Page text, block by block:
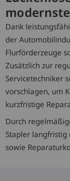
Dank
der
Flurförderzeuge
Zusätzlich zur
Servicetechniker
vorschlagen, um
kurzfristige
Durch
Stapler langfristig
sowie